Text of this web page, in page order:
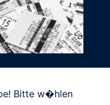
Bitte w�hlen